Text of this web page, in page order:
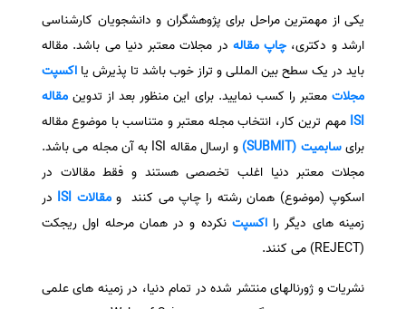
سفارش تولید محتوا
سفارش ترجمه همزمان
سفارش چکیده گرافیکی
سفارش تهیه کاورلتر
سفارش انگیزه‌نامه‌SOP
یکی از مهمترین مراحل برای پژوهشگران و دانشجویان کارشناسی
ارشد و دکتری، چاپ مقاله در مجلات معتبر دنیا می باشد. مقاله
باید در یک سطح بین المللی و تراز خوب باشد تا پذیرش یا اکسپت
مجلات معتبر را کسب نمایید. برای این منظور بعد از تدوین مقاله
ISI مهم ترین کار، انتخاب مجله معتبر و متناسب با موضوع مقاله
برایسابمیت (SUBMIT)
و ارسال مقاله ISI به آن مجله می باشد.
مجلات معتبر دنیا اغلب تخصصی هستند و فقط مقالات در
اسکوپ (موضوع) همان رشته را چاپ می کنند ومقالات ISI
در
زمینه های دیگر رااکسپت نکرده و در همان مرحله اول ریجکت
(REJECT) می کنند.
نشریات و ژورنالهای منتشر شده در تمام دنیا، در زمینه های علمی